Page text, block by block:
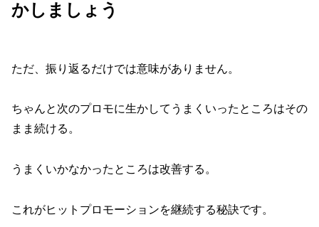
かしましょう
ただ、振り返るだけでは意味がありません。
ちゃんと次のプロモに生かしてうまくいったところはその
まま続ける。
うまくいかなかったところは改善する。
これがヒットプロモーションを継続する秘訣です。